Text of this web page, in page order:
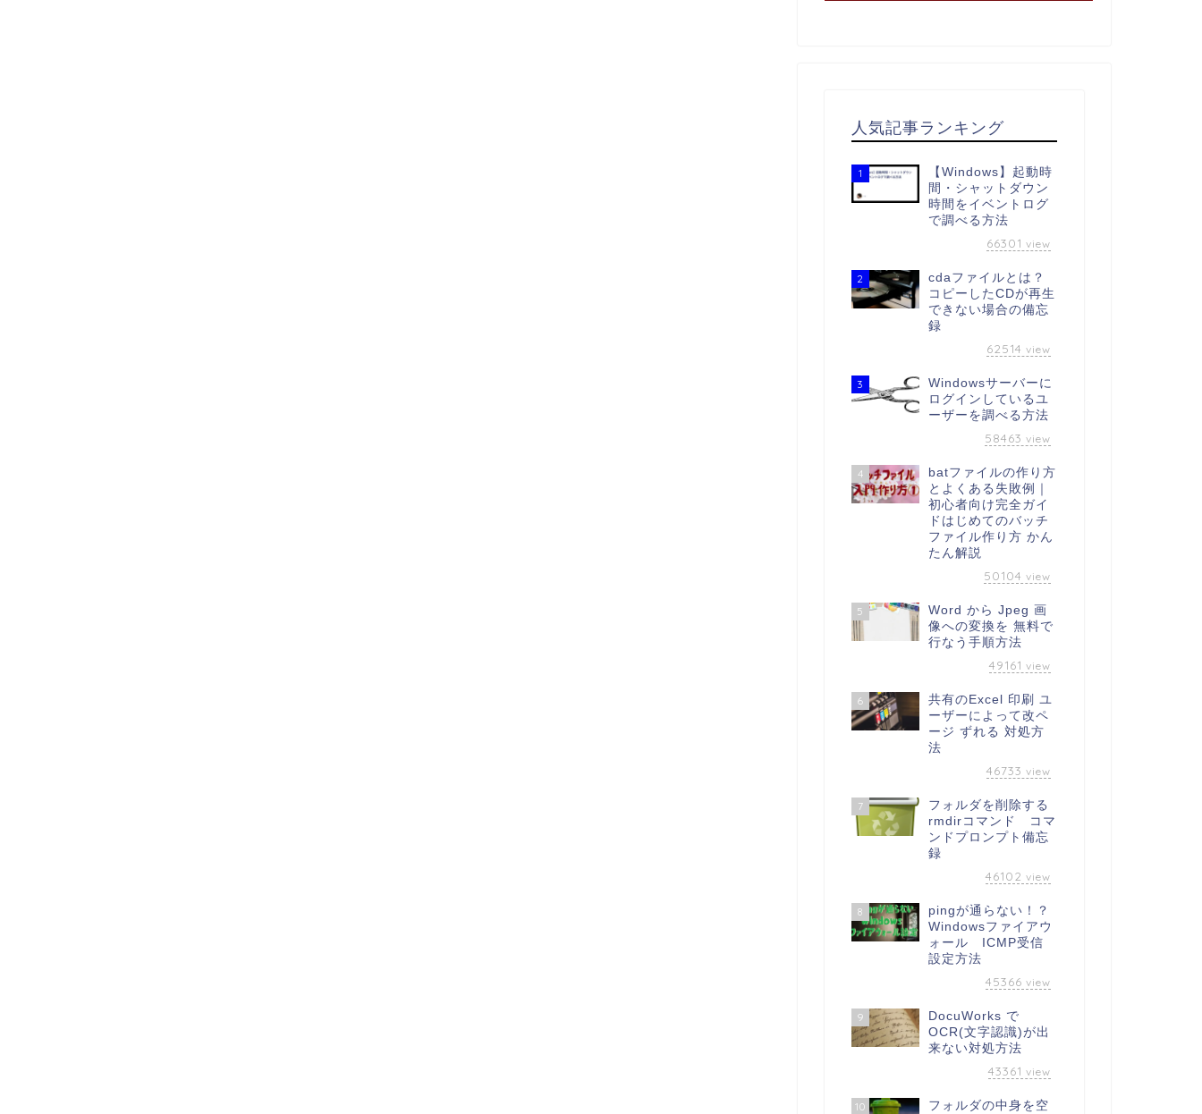
人気記事ランキング
1
【Windows】起動時
間・シャットダウン
時間をイベントログ
で調べる方法
66301 view
2
cdaファイルとは？
コピーしたCDが再生
できない場合の備忘
録
62514 view
3
Windowsサーバーに
ログインしているユ
ーザーを調べる方法
58463 view
4
batファイルの作り方
とよくある失敗例｜
初心者向け完全ガイ
ドはじめてのバッチ
ファイル作り方 かん
たん解説
50104 view
5
Word から Jpeg 画
像への変換を 無料で
行なう手順方法
49161 view
6
共有のExcel 印刷 ユ
ーザーによって改ペ
ージ ずれる 対処方
法
46733 view
7
フォルダを削除する
rmdirコマンド コマ
ンドプロンプト備忘
録
46102 view
8
pingが通らない！？
Windowsファイアウ
ォール ICMP受信
設定方法
45366 view
9
DocuWorks で
OCR(文字認識)が出
来ない対処方法
43361 view
10
フォルダの中身を空